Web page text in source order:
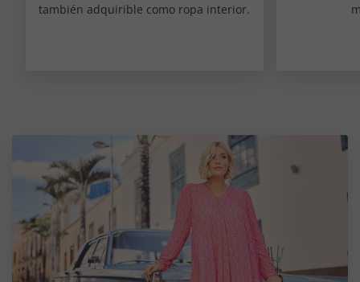
también adquirible como ropa interior.